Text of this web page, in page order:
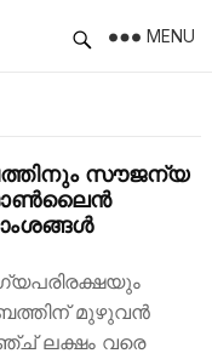
MENU
സൗജന്യ
ഓൺലൈൻ
മുഴുവൻ
ലക്ഷം വരെ